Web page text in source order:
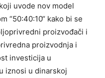
uvode nov model
“50:40:10“ kako bi se
proizvođači i
proizvodnja i
investicija u
iznosi u dinarskoj